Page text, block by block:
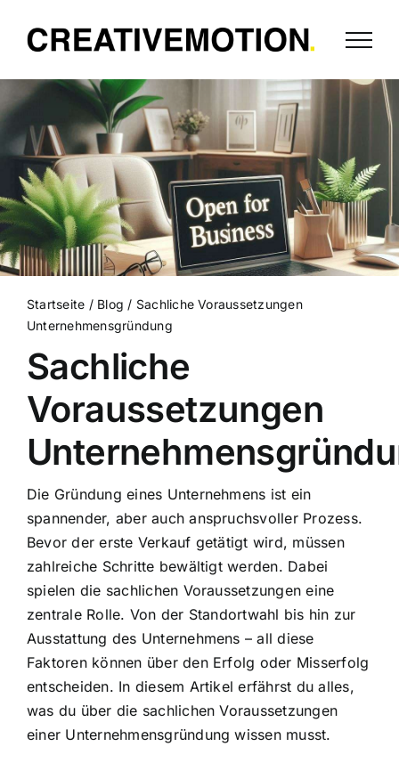
Startseite / Blog / Sachliche Voraussetzungen
Unternehmensgründung
Sachliche
Voraussetzungen
Die Gründung eines Unternehmens ist ein
spannender, aber auch anspruchsvoller Prozess.
Bevor der erste Verkauf getätigt wird, müssen
zahlreiche Schritte bewältigt werden. Dabei
spielen die sachlichen Voraussetzungen eine
zentrale Rolle. Von der Standortwahl bis hin zur
Ausstattung des Unternehmens – all diese
Faktoren können über den Erfolg oder Misserfolg
entscheiden. In diesem Artikel erfährst du alles,
was du über die sachlichen Voraussetzungen
einer Unternehmensgründung wissen musst.